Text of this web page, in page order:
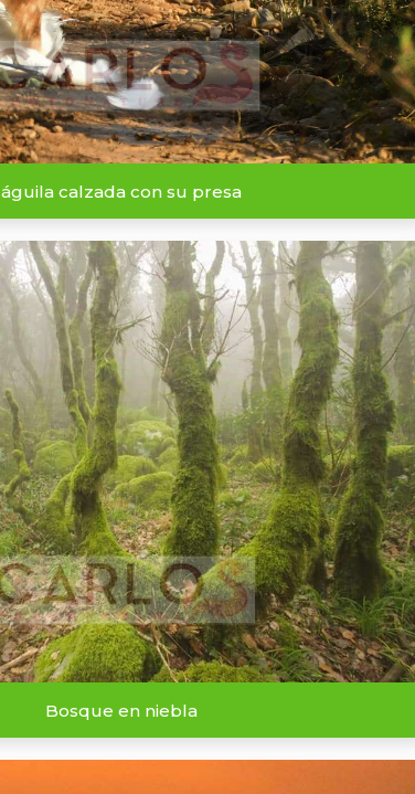
águila calzada con su presa
Bosque en niebla